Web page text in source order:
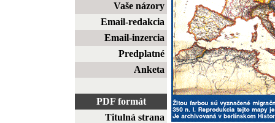
Vaše názory
Email-redakcia
Email-inzercia
Predplatné
Anketa
PDF formát
Titulná strana